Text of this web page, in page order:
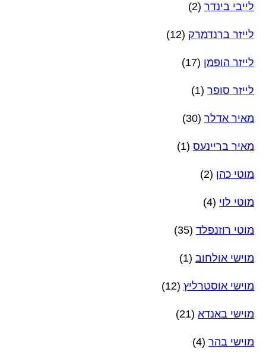
לייבי בינדר (2)
לייזר ברנדמרק (12)
לייזר הופמן (17)
לייזר סופר (1)
מאיר אדלר (30)
מאיר בריינעס (1)
מוטי כהן (2)
מוטי לוי (4)
מוטי רוזנפלד (35)
מוישי אולחוב (1)
מוישי אוסטרליץ (12)
מוישי באנדא (21)
מוישי בהר (4)